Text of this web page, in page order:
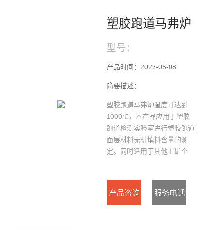
塑胶跑道马弗炉
型号：
产品时间：2023-05-08
简要描述：
塑胶跑道马弗炉温度可达到
1000℃，本产品应用于塑胶
跑道检测实验室进行塑胶跑道
面层材料无机填料含量的测
定。同时适用于其他工矿企
定。本仪器具有重量轻、升温
产品咨询 服务电话